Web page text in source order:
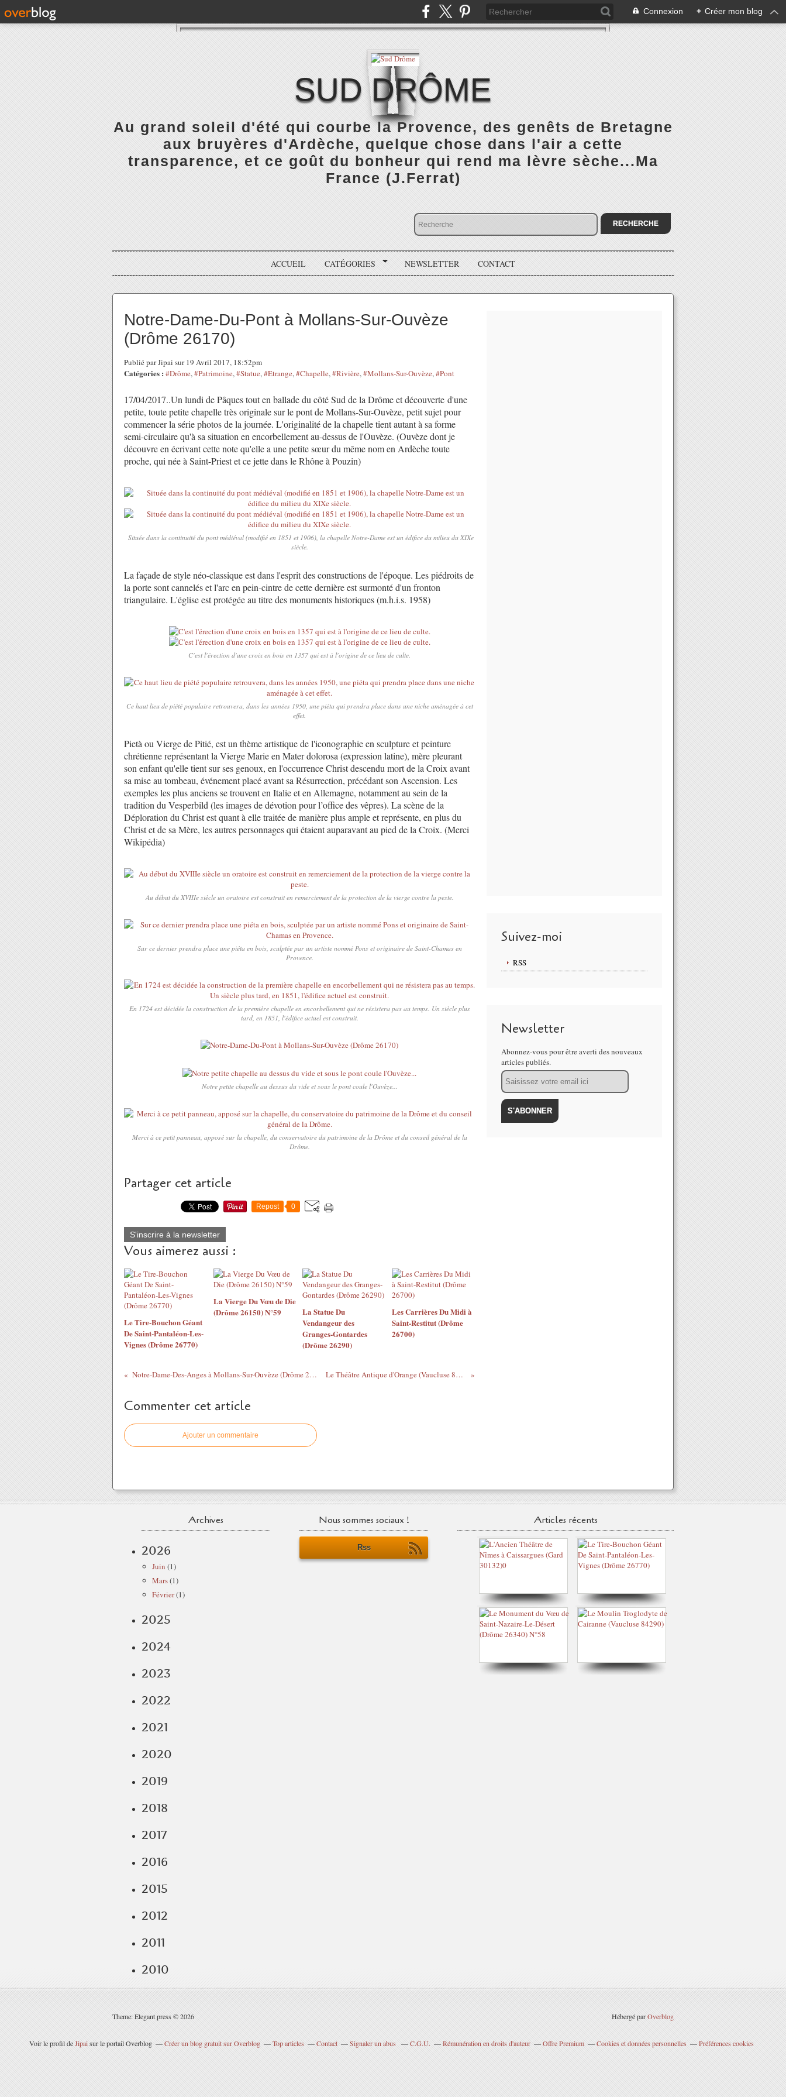
Connexion + Créer mon blog
SUD DRÔME
Au grand soleil d'été qui courbe la Provence, des genêts de Bretagne
aux bruyères d'Ardèche, quelque chose dans l'air a cette
transparence, et ce goût du bonheur qui rend ma lèvre sèche...Ma
France (J.Ferrat)
ACCUEIL CATÉGORIES NEWSLETTER CONTACT
Notre-Dame-Du-Pont à Mollans-Sur-Ouvèze
(Drôme 26170)
Publié par Jipai sur 19 Avril 2017, 18:52pm
Catégories : #Drôme,#Patrimoine,#Statue,#Etrange,#Chapelle,#Rivière,#Mollans-Sur-Ouvèze,#Pont
17/04/2017..Un lundi de Pâques tout en ballade du côté Sud de la Drôme et découverte d'une
petite, toute petite chapelle très originale sur le pont de Mollans-Sur-Ouvèze, petit sujet pour
commencer la série photos de la journée. L'originalité de la chapelle tient autant à sa forme
semi-circulaire qu'à sa situation en encorbellement au-dessus de l'Ouvèze. (Ouvèze dont je
découvre en écrivant cette note qu'elle a une petite sœur du même nom en Ardèche toute
proche, qui née à Saint-Priest et ce jette dans le Rhône à Pouzin)
Située dans la continuité du pont médiéval (modifié en 1851 et 1906), la chapelle Notre-Dame est un édifice du milieu du XIXe
siècle.
La façade de style néo-classique est dans l'esprit des constructions de l'époque. Les piédroits de
la porte sont cannelés et l'arc en pein-cintre de cette dernière est surmonté d'un fronton
triangulaire. L'église est protégée au titre des monuments historiques (m.h.i.s. 1958)
C'est l'érection d'une croix en bois en 1357 qui est à l'origine de ce lieu de culte.
Ce haut lieu de piété populaire retrouvera, dans les années 1950, une piéta qui prendra place dans une niche aménagée à cet
effet.
Pietà ou Vierge de Pitié, est un thème artistique de l'iconographie en sculpture et peinture
chrétienne représentant la Vierge Marie en Mater dolorosa (expression latine), mère pleurant
son enfant qu'elle tient sur ses genoux, en l'occurrence Christ descendu mort de la Croix avant
sa mise au tombeau, événement placé avant sa Résurrection, précédant son Ascension. Les
exemples les plus anciens se trouvent en Italie et en Allemagne, notamment au sein de la
tradition du Vesperbild (les images de dévotion pour l’office des vêpres). La scène de la
Déploration du Christ est quant à elle traitée de manière plus ample et représente, en plus du
Christ et de sa Mère, les autres personnages qui étaient auparavant au pied de la Croix. (Merci
Wikipédia)
Au début du XVIIIe siècle un oratoire est construit en remerciement de la protection de la vierge contre la peste.
Sur ce dernier prendra place une piéta en bois, sculptée par un artiste nommé Pons et originaire de Saint-Chamas en
Provence.
En 1724 est décidée la construction de la première chapelle en encorbellement qui ne résistera pas au temps. Un siècle plus
tard, en 1851, l'édifice actuel est construit.
Notre petite chapelle au dessus du vide et sous le pont coule l'Ouvèze...
Merci à ce petit panneau, apposé sur la chapelle, du conservatoire du patrimoine de la Drôme et du conseil général de la
Drôme.
Partager cet article
Repost 0
S'inscrire à la newsletter
Vous aimerez aussi :
Le Tire-Bouchon Géant
De Saint-Pantaléon-Les-
Vignes (Drôme 26770)
La Vierge Du Vœu de Die
(Drôme 26150) N°59
La Statue Du
Vendangeur des
Granges-Gontardes
(Drôme 26290)
Les Carrières Du Midi à
Saint-Restitut (Drôme
26700)
Notre-Dame-Des-Anges à Mollans-Sur-Ouvèze (Drôme 26170) Le Théâtre Antique d'Orange (Vaucluse 84100)
Commenter cet article
Ajouter un commentaire
Suivez-moi
RSS
Newsletter
Abonnez-vous pour être averti des nouveaux
articles publiés.
Email
Archives
2026
Juin (1)
Mars(1)
Février(1)
2025
2024
2023
2022
2021
2020
2019
2018
2017
2016
2015
2012
2011
2010
Nous sommes sociaux !
Rss
Articles récents
Theme: Elegant press © 2026 Hébergé parOverblog
Voir le profil deJipaisur le portail Overblog Créer un blog gratuit sur Overblog Top articles Contact Signaler un abus C.G.U. Rémunération en droits d'auteur Offre Premium Cookies et données personnelles Préférences cookies